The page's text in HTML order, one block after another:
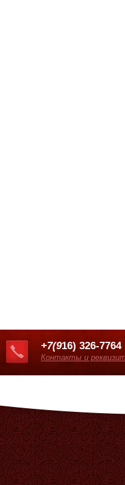
+7(916) 326-7764
Контакты и